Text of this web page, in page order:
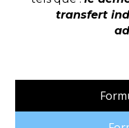
transfert